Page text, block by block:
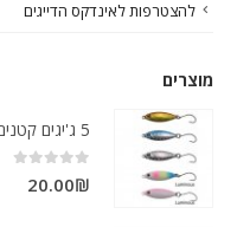
להצטרפות לאינדקס הדייגים
מוצרים
5 ג'יגים קטנים עם קרס בודדת
0
out of 5
20.00₪